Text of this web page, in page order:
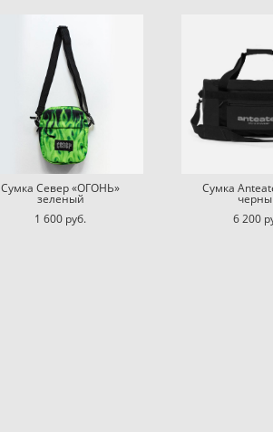
Сумка Север «ОГОНЬ»
зеленый
1 600 pуб.
Сумка
6 200